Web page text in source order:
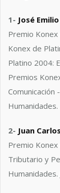
1- José
Premio
Konex de
Platino 2004:
Premios
Comunicación
Humanidades.
2- Juan
Premio
Tributario y